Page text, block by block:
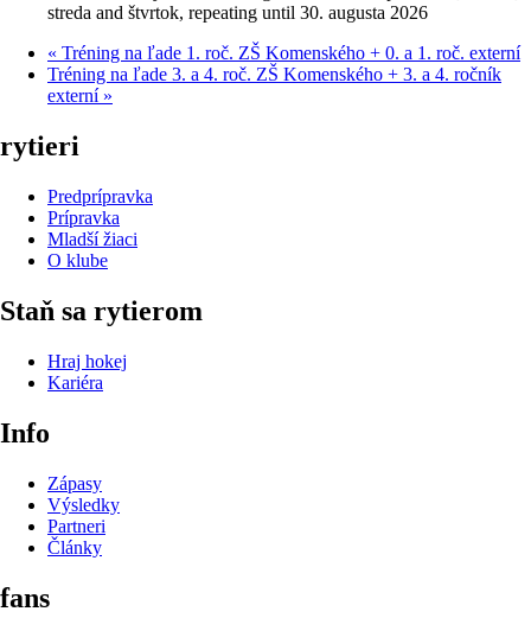
streda and štvrtok, repeating until 30. augusta 2026
« Tréning na ľade 1. roč. ZŠ Komenského + 0. a 1. roč. externí
Tréning na ľade 3. a 4. roč. ZŠ Komenského + 3. a 4. ročník
externí »
rytieri
Predprípravka
Prípravka
Mladší žiaci
O klube
Staň sa rytierom
Hraj hokej
Kariéra
Info
Zápasy
Výsledky
Partneri
Články
fans